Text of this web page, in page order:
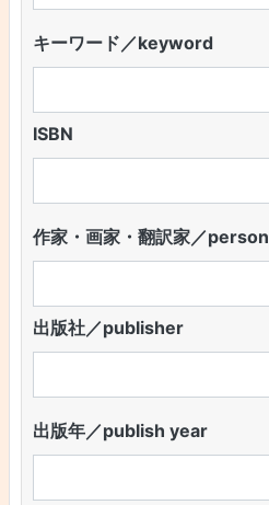
キーワード／keyword
ISBN
作家・画家・翻訳家／person
出版社／publisher
出版年／publish year